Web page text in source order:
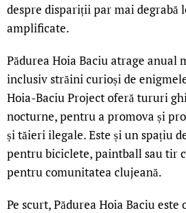
despre dispariții par mai degrabă
amplificate.
Pădurea Hoia Baciu atrage anual
inclusiv străini curioși de
Hoia-Baciu Project oferă tururi
nocturne, pentru a promova și
și tăieri ilegale. Este și un spațiu
pentru biciclete, paintball sau tir
pentru comunitatea clujeană.
Pe scurt, Pădurea Hoia Baciu